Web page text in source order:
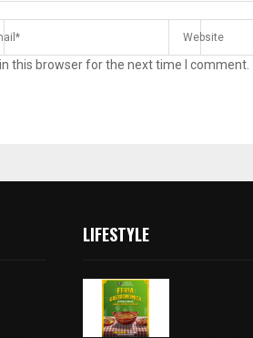
this browser for the next time I comment.
LIFESTYLE